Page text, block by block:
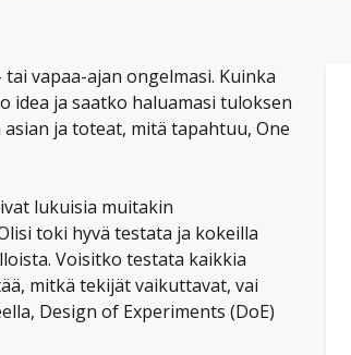
vapaa-ajan ongelmasi. Kuinka
idea ja saatko haluamasi tuloksen
ja toteat, mitä tapahtuu, One
lukuisia muitakin
toki hyvä testata ja kokeilla
Voisitko testata kaikkia
mitkä tekijät vaikuttavat, vai
Design of Experiments (DoE)